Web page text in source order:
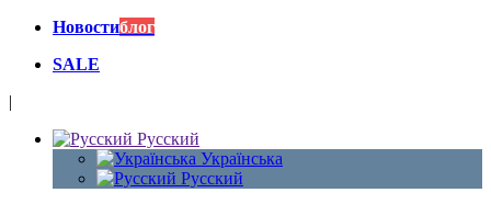
Новостиблог
SALE
|
Русский
Українська
Русский